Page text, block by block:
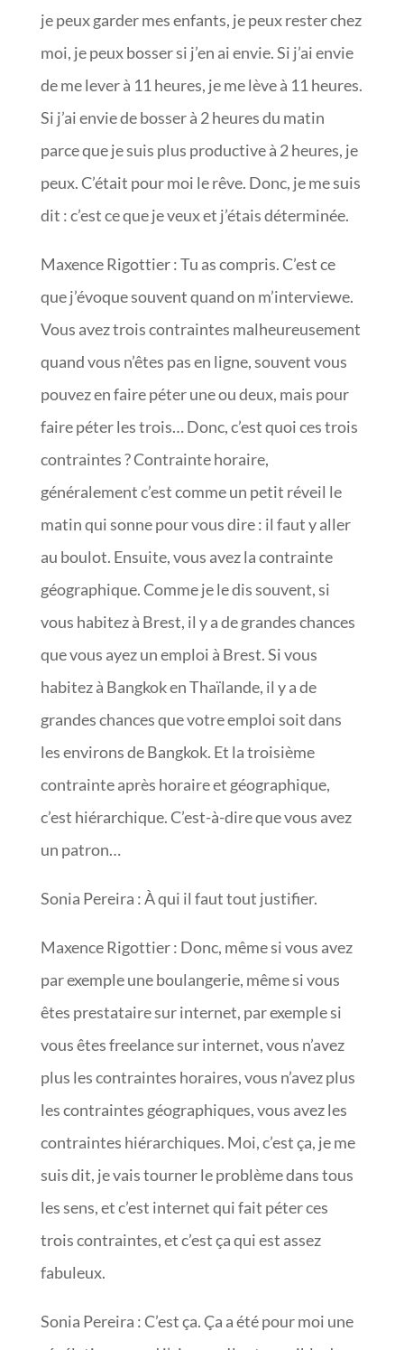
je peux garder mes enfants, je peux rester chez
moi, je peux bosser si j’en ai envie. Si j’ai envie
de me lever à 11 heures, je me lève à 11 heures.
Si j’ai envie de bosser à 2 heures du matin
parce que je suis plus productive à 2 heures, je
peux. C’était pour moi le rêve. Donc, je me suis
dit : c’est ce que je veux et j’étais déterminée.
Maxence Rigottier : Tu as compris. C’est ce
que j’évoque souvent quand on m’interviewe.
Vous avez trois contraintes malheureusement
quand vous n’êtes pas en ligne, souvent vous
pouvez en faire péter une ou deux, mais pour
faire péter les trois… Donc, c’est quoi ces trois
contraintes ? Contrainte horaire,
généralement c’est comme un petit réveil le
matin qui sonne pour vous dire : il faut y aller
au boulot. Ensuite, vous avez la contrainte
géographique. Comme je le dis souvent, si
vous habitez à Brest, il y a de grandes chances
que vous ayez un emploi à Brest. Si vous
habitez à Bangkok en Thaïlande, il y a de
grandes chances que votre emploi soit dans
les environs de Bangkok. Et la troisième
contrainte après horaire et géographique,
c’est hiérarchique. C’est-à-dire que vous avez
un patron…
Sonia Pereira : À qui il faut tout justifier.
Maxence Rigottier : Donc, même si vous avez
par exemple une boulangerie, même si vous
êtes prestataire sur internet, par exemple si
vous êtes freelance sur internet, vous n’avez
plus les contraintes horaires, vous n’avez plus
les contraintes géographiques, vous avez les
contraintes hiérarchiques. Moi, c’est ça, je me
suis dit, je vais tourner le problème dans tous
les sens, et c’est internet qui fait péter ces
trois contraintes, et c’est ça qui est assez
fabuleux.
Sonia Pereira : C’est ça. Ça a été pour moi une